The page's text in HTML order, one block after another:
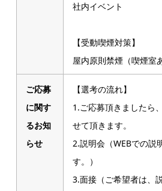
社内イベント
【受動喫煙対策】
屋内原則禁煙（喫煙室
ご応募
に関す
るお知
らせ
【選考の流れ】
1.ご応募頂きましたら
せて頂きます。
2.説明会（WEBでの説
す。）
3.面接（ご希望者は、